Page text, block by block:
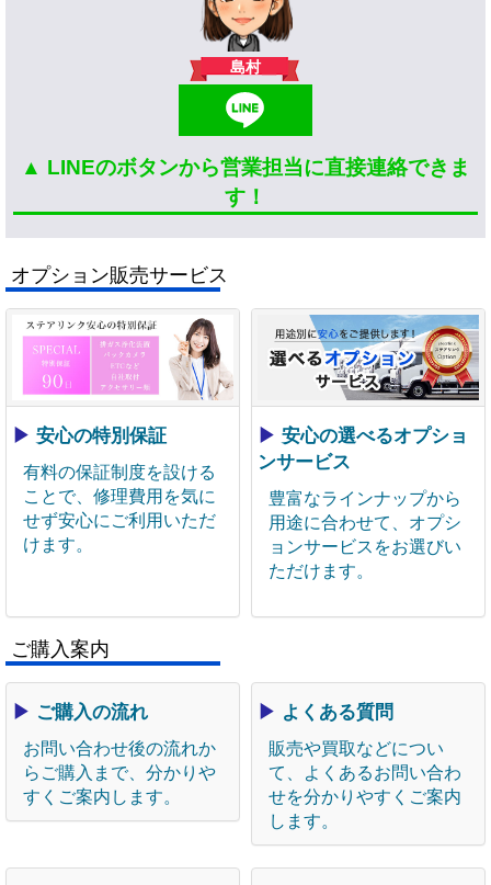
島村
▲ LINEのボタンから営業担当に直接連絡できま
す！
オプション販売サービス
▶ 安心の特別保証
有料の保証制度を設ける
ことで、修理費用を気に
せず安心にご利用いただ
けます。
▶ 安心の選べるオプショ
ンサービス
豊富なラインナップから
用途に合わせて、オプシ
ョンサービスをお選びい
ただけます。
ご購入案内
▶ ご購入の流れ
お問い合わせ後の流れか
らご購入まで、分かりや
すくご案内します。
▶ よくある質問
販売や買取などについ
て、よくあるお問い合わ
せを分かりやすくご案内
します。